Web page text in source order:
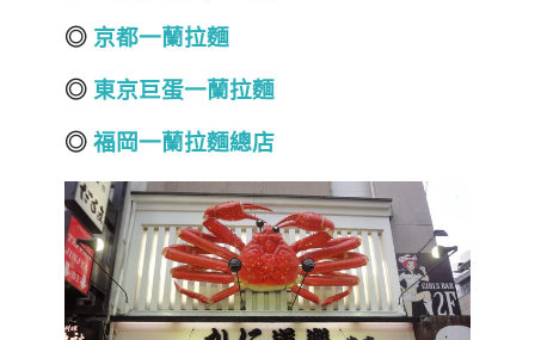
◎ 京都一蘭拉麵
◎ 東京巨蛋一蘭拉麵
◎ 福岡一蘭拉麵總店